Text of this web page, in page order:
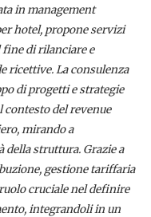
in management
hotel, propone servizi
di rilanciare e
ricettive. La consulenza
di progetti e strategie
contesto del revenue
mirando a
della struttura. Grazie a
gestione tariffaria
cruciale nel definire
integrandoli in un